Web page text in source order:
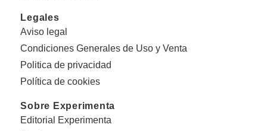
Legales
Aviso legal
Condiciones Generales de Uso y Venta
Politica de privacidad
Política de cookies
Sobre Experimenta
Editorial Experimenta